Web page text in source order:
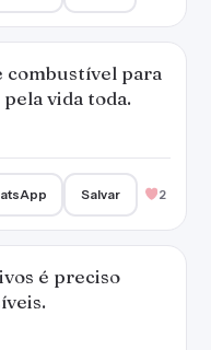
combustível para
vida toda.
Salvar 2
é preciso